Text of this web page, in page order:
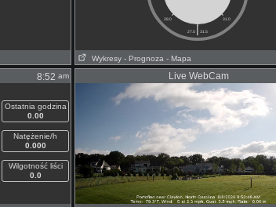
28.0 31.0
27.5 31.5
|
Wykresy - Prognoza - Mapa
8:52 am
Ostatnia godzina
0.00
Natężenie/h
0.000
Wilgotność liści
0.0
Live WebCam